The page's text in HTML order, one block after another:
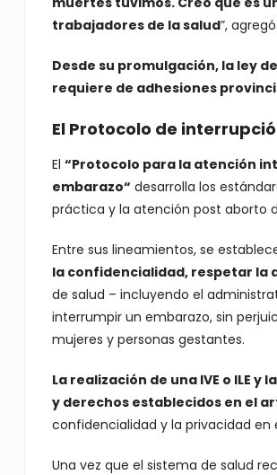
trabajadores de la salud”, agregó.
Desde su promulgación, la ley
requiere de adhesiones
El Protocolo de
El “Protocolo para la atención
embarazo“ desarrolla los
práctica y la atención post aborto
Entre sus lineamientos, se
la confidencialidad, respetar la
de salud – incluyendo el
interrumpir un embarazo, sin
mujeres y personas gestantes.
La realización de una IVE o ILE
y derechos establecidos en el
confidencialidad y la privacidad
Una vez que el sistema de salud